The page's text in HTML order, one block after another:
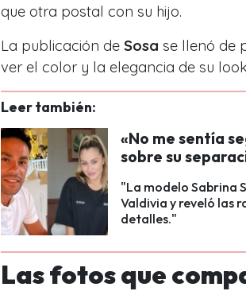
que otra postal con su hijo.
La publicación de Sosa se llenó de
ver el color y la elegancia de su
Leer también:
«No me sentía
sobre su
"La modelo Sabrina
Valdivia y reveló las
detalles."
Las fotos que